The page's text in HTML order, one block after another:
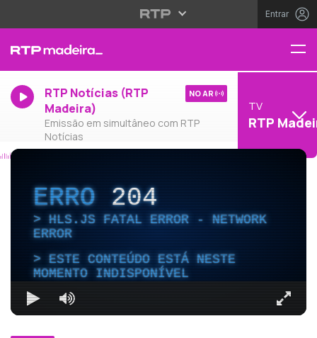
Entrar
RTP Notícias (RTP
Madeira)
Emissão em simultâneo com RTP
Notícias
NO AR
TV
RTP
ERRO204
HLS.JS FATAL ERROR - NETWORK
ERROR
ESTE CONTEÚDO ESTÁ NESTE
MOMENTO INDISPONÍVEL